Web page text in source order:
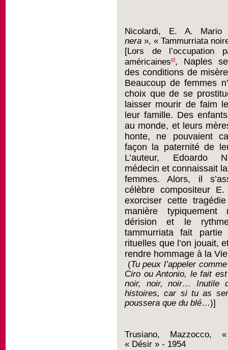
Nicolardi, E. A.
nera », « Tammurriata
[Lors de l’occupation
américaines [8] , Naples
des conditions de
Beaucoup de femmes
choix que de se
laisser mourir de faim
leur famille. Des
au monde, et leurs
honte, ne pouvaient
façon la paternité de
L’auteur, Edoardo
médecin et connaissait
femmes. Alors, il
célèbre compositeur
exorciser cette
manière typiquement
dérision et le
tammurriata fait partie
rituelles que l’on jouait,
rendre hommage à la
(Tu peux l’appeler
Ciro ou Antonio, le fait
noir, noir, noir… Inutile
histoires, car si tu as
poussera que du blé…)]
Trusiano,
« Désir » - 1954